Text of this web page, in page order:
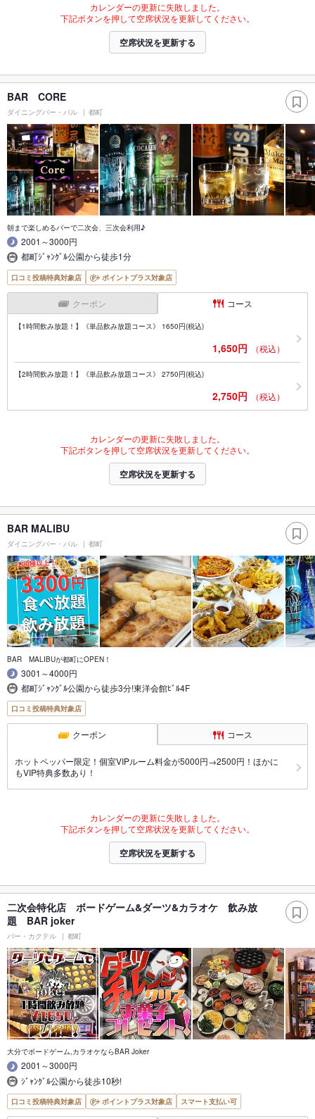
カレンダーの更新に失敗しました。
下記ボタンを押して空席状況を更新してください。
空席状況を更新する
BAR CORE
ダイニングバー・バル 都町
朝まで楽しめるバーで二次会、三次会利用♪
2001～3000円
都町ｼﾞｬﾝｸﾞﾙ公園から徒歩1分
口コミ投稿特典対象店 ポイントプラス対象店
クーポン コース
【1時間飲み放題！】《単品飲み放題コース》 1650円(税込)
1,650円 （税込）
【2時間飲み放題！】《単品飲み放題コース》 2750円(税込)
2,750円 （税込）
カレンダーの更新に失敗しました。
下記ボタンを押して空席状況を更新してください。
空席状況を更新する
BAR MALIBU
ダイニングバー・バル 都町
BAR MALIBUが都町にOPEN！
3001～4000円
都町ｼﾞｬﾝｸﾞﾙ公園から徒歩3分!東洋会館ﾋﾞﾙ4F
口コミ投稿特典対象店
クーポン コース
ホットペッパー限定！個室VIPルーム料金が5000円→2500円！ほかに
もVIP特典多数あり！
カレンダーの更新に失敗しました。
下記ボタンを押して空席状況を更新してください。
空席状況を更新する
二次会特化店 ボードゲーム&ダーツ&カラオケ 飲み放
題 BAR joker
バー・カクテル 都町
大分でボードゲーム,カラオケならBAR Joker
2001～3000円
ｼﾞｬﾝｸﾞﾙ公園から徒歩10秒!
口コミ投稿特典対象店 ポイントプラス対象店 スマート支払い可